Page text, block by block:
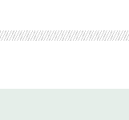
Q: 精子が生き残るた
Q: 卵子と受精できる
Q: 不妊治療をすれば
Q: 卵子を凍結すれば
Q:「不妊」って、病
Q: 妊娠しやすいセッ
Q: 日々の生活習慣は
Q: たばこ、お酒はや
Q: クリニックはどう
Q: 初診では何をする
OK?
Q: 人工授精をおこな
Q: 人工授精をおこな
Q: 体外受精って、具
Q: 体外受精って、痛
Q: 体外受精でも妊娠